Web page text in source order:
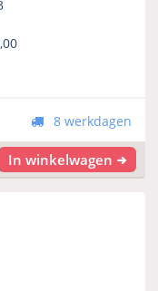
8 werkdagen
In winkelwagen